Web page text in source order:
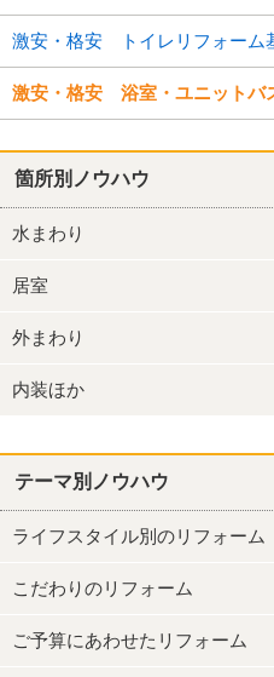
激安・格安 トイレリフォーム
激安・格安 浴室・ユニットバ
箇所別ノウハウ
水まわり
居室
外まわり
内装ほか
テーマ別ノウハウ
ライフスタイル別のリフォーム
こだわりのリフォーム
ご予算にあわせたリフォーム